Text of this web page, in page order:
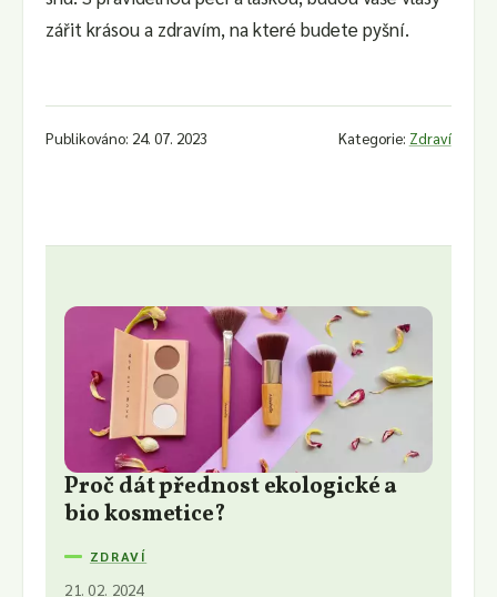
zářit krásou a zdravím, na které budete pyšní.
Publikováno: 24. 07. 2023 Kategorie: Zdraví
Proč dát přednost ekologické a
bio kosmetice?
ZDRAVÍ
21. 02. 2024